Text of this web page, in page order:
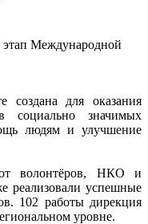
создана для оказания
социально значимых
людям и улучшение
волонтёров, НКО и
реализовали успешные
102 работы дирекция
уровне.